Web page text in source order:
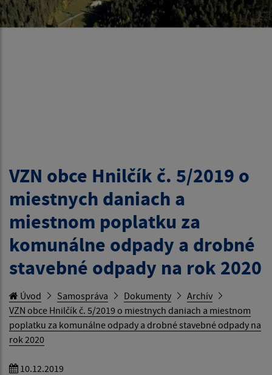
VZN obce Hnilčík č. 5/2019 o
miestnych daniach a
miestnom poplatku za
komunálne odpady a drobné
stavebné odpady na rok 2020
Úvod Samospráva Dokumenty
Archív
VZN obce Hnilčík č. 5/2019 o miestnych daniach a miestnom
poplatku za komunálne odpady a drobné stavebné odpady na
rok 2020
10.12.2019